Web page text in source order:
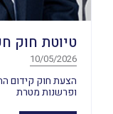
טיוטת חוק
10/05/2026
ופרשנות מטרת